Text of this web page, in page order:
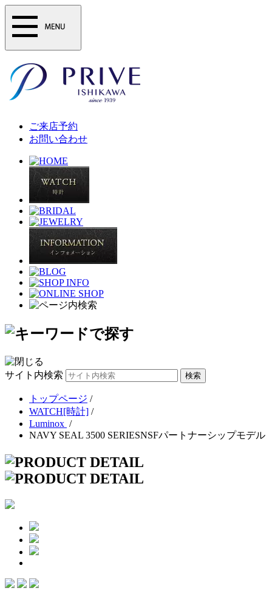
ご来店予約
お問い合わせ
サイト内検索
トップページ /
WATCH[時計] /
Luminox /
NAVY SEAL 3500 SERIESNSFパートナーシップモデル